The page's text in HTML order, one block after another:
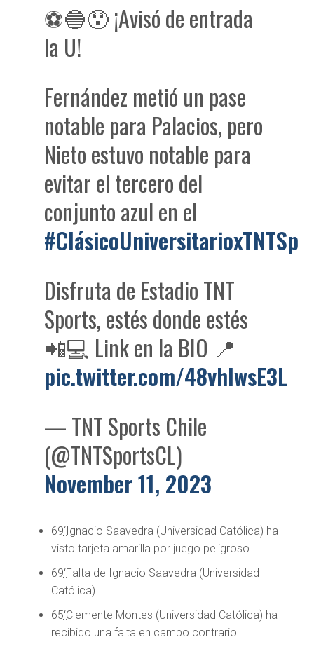
⚽️🔵😯 ¡Avisó de entrada
la U!
Fernández metió un pase
notable para Palacios, pero
Nieto estuvo notable para
evitar el tercero del
conjunto azul en el
Disfruta de Estadio TNT
Sports, estés donde estés
📲💻 Link en la BIO 📍
pic.twitter.com/48vhlwsE3L
— TNT Sports Chile
(@TNTSportsCL)
November 11, 2023
69‘Ignacio Saavedra (Universidad Católica) ha
visto tarjeta amarilla por juego peligroso.
69‘Falta de Ignacio Saavedra (Universidad
Católica).
65‘Clemente Montes (Universidad Católica) ha
recibido una falta en campo contrario.